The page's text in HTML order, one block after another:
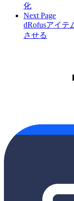
化
Next Page
dRofusアイテ
させる